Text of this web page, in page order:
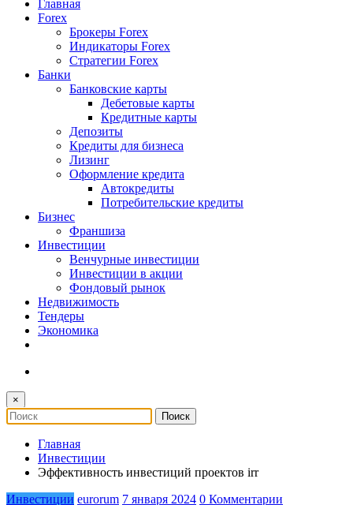
Главная
Forex
Брокеры Forex
Индикаторы Forex
Стратегии Forex
Банки
Банковские карты
Дебетовые карты
Кредитные карты
Депозиты
Кредиты для бизнеса
Лизинг
Оформление кредита
Автокредиты
Потребительские кредиты
Бизнес
Франшиза
Инвестиции
Венчурные инвестиции
Инвестиции в акции
Фондовый рынок
Недвижимость
Тендеры
Экономика
×
Главная
Инвестиции
Эффективность инвестиций проектов irr
Инвестиции eurorum 7 января 2024 0 Комментарии